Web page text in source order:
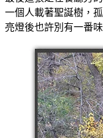
一個人載著聖誕樹，
亮燈後也許別有一番味